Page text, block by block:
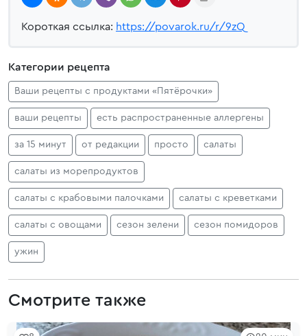
Короткая ссылка: https://povarok.ru/r/9zQ
Категории рецепта
Ваши рецепты с продуктами «Пятёрочки»
ваши рецепты есть распространенные аллергены
за 15 минут от редакции просто салаты
салаты из морепродуктов
салаты с крабовыми палочками салаты с креветками
салаты с овощами сезон зелени сезон помидоров
ужин
Смотрите также